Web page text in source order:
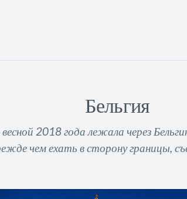
Бельгия
2018 года лежала через
чем ехать в сторону границы,